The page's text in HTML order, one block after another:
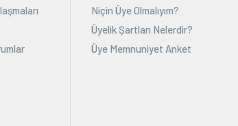
Niçin Üye Olmalıyım?
Üyelik Şartları Nelerdir?
Üye Memnuniyet Anket